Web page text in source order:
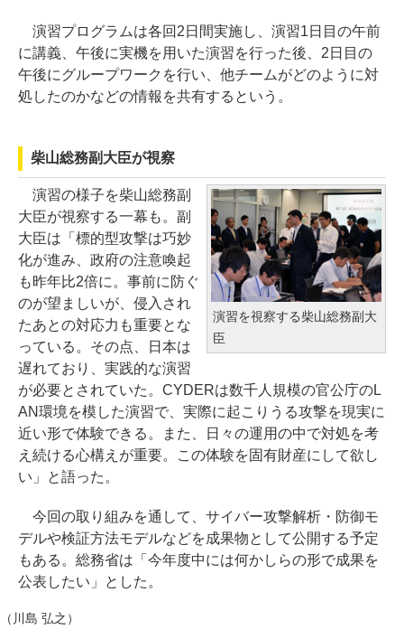
演習プログラムは各回2日間実施し、演習1日目の午前
に講義、午後に実機を用いた演習を行った後、2日目の
午後にグループワークを行い、他チームがどのように対
処したのかなどの情報を共有するという。
柴山総務副大臣が視察
演習を視察する柴山総務副大
臣
演習の様子を柴山総務副
大臣が視察する一幕も。副
大臣は「標的型攻撃は巧妙
化が進み、政府の注意喚起
も昨年比2倍に。事前に防ぐ
のが望ましいが、侵入され
たあとの対応力も重要とな
っている。その点、日本は
遅れており、実践的な演習
が必要とされていた。CYDERは数千人規模の官公庁のL
AN環境を模した演習で、実際に起こりうる攻撃を現実に
近い形で体験できる。また、日々の運用の中で対処を考
え続ける心構えが重要。この体験を固有財産にして欲し
い」と語った。
今回の取り組みを通して、サイバー攻撃解析・防御モ
デルや検証方法モデルなどを成果物として公開する予定
もある。総務省は「今年度中には何かしらの形で成果を
公表したい」とした。
（川島 弘之）